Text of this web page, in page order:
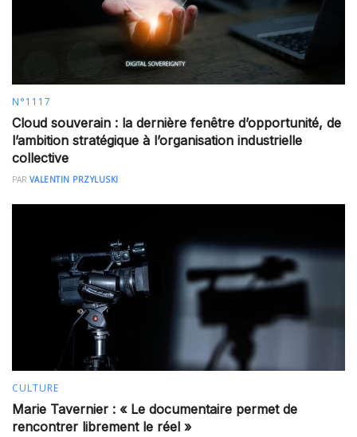
N°1117
Cloud souverain : la dernière fenêtre d’opportunité, de
l’ambition stratégique à l’organisation industrielle
collective
PAR VALENTIN PRZYLUSKI
CULTURE
Marie Tavernier : « Le documentaire permet de
rencontrer librement le réel »